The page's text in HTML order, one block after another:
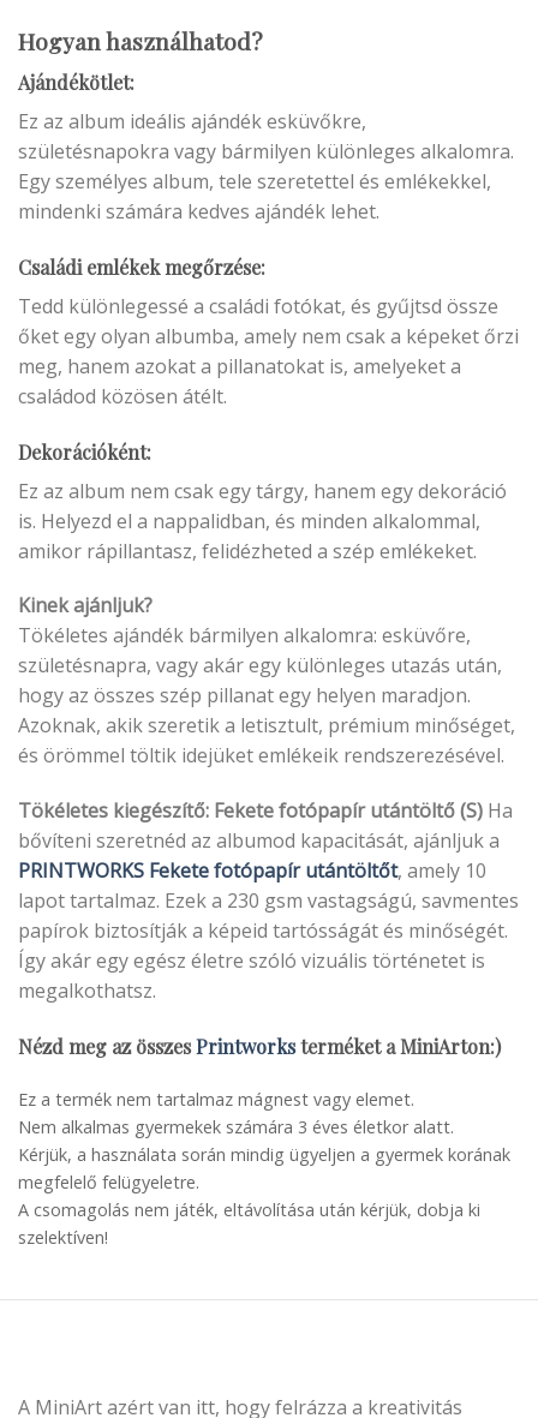
Hogyan használhatod?
Ajándékötlet:
Ez az album ideális ajándék esküvőkre,
születésnapokra vagy bármilyen különleges alkalomra.
Egy személyes album, tele szeretettel és emlékekkel,
mindenki számára kedves ajándék lehet.
Családi emlékek megőrzése:
Tedd különlegessé a családi fotókat, és gyűjtsd össze
őket egy olyan albumba, amely nem csak a képeket őrzi
meg, hanem azokat a pillanatokat is, amelyeket a
családod közösen átélt.
Dekorációként:
Ez az album nem csak egy tárgy, hanem egy dekoráció
is. Helyezd el a nappalidban, és minden alkalommal,
amikor rápillantasz, felidézheted a szép emlékeket.
Kinek ajánljuk?
Tökéletes ajándék bármilyen alkalomra: esküvőre,
születésnapra, vagy akár egy különleges utazás után,
hogy az összes szép pillanat egy helyen maradjon.
Azoknak, akik szeretik a letisztult, prémium minőséget,
és örömmel töltik idejüket emlékeik rendszerezésével.
Tökéletes kiegészítő: Fekete fotópapír utántöltő (S) Ha
bővíteni szeretnéd az albumod kapacitását, ajánljuk a
PRINTWORKS Fekete fotópapír utántöltőt, amely 10
lapot tartalmaz. Ezek a 230 gsm vastagságú, savmentes
papírok biztosítják a képeid tartósságát és minőségét.
Így akár egy egész életre szóló vizuális történetet is
megalkothatsz.
Nézd meg az összesPrintworksterméket a MiniArton:)
Ez a termék nem tartalmaz mágnest vagy elemet.
Nem alkalmas gyermekek számára 3 éves életkor alatt.
Kérjük, a használata során mindig ügyeljen a gyermek korának
megfelelő felügyeletre.
A csomagolás nem játék, eltávolítása után kérjük, dobja ki
szelektíven!
A MiniArt azért van itt, hogy felrázza a kreativitás